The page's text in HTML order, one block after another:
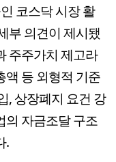
코스닥 시장 활
부 의견이 제시됐
주주가치 제고라
액 등 외형적 기준
, 상장폐지 요건 강
의 자금조달 구조
.